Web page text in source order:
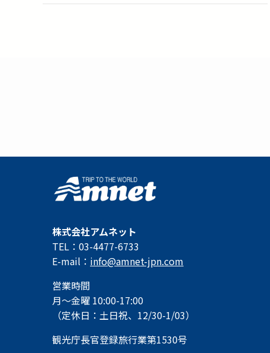
株式会社アムネット
TEL：03-4477-6733
E-mail： info@amnet-jpn.com
営業時間
月～金曜 10:00-17:00
（定休日：土日祝、12/30-1/03）
観光庁長官登録旅行業第1530号